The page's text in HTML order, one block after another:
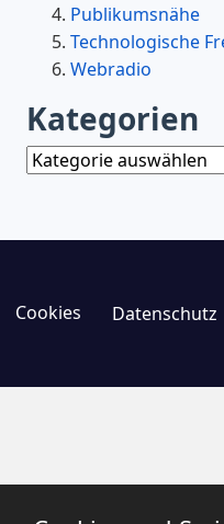
Publikumsnähe
Technologische
Webradio
Kategorien
Kategorien
Cookies Datenschutz